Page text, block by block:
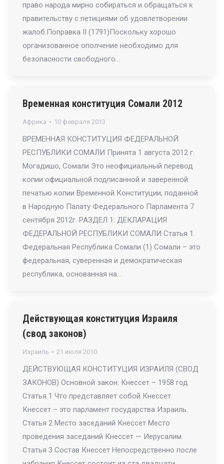
право народа мирно собираться и обращаться к
правительству с петициями об удовлетворении
жалоб.Поправка II (1791)Поскольку хорошо
организованное ополчение необходимо для
безопасности свободного…
Временная конституция Сомали 2012
Африка 10 февраля 2013
ВРЕМЕННАЯ КОНСТИТУЦИЯ ФЕДЕРАЛЬНОЙ
РЕСПУБЛИКИ СОМАЛИ Принята 1 августа 2012 г.
Могадишо, Сомали Это неофициальный перевод
копии официальной подписанной и заверенной
печатью копии Временной Конституции, поданной
в Народную Палату Федерального Парламента 7
сентября 2012г. РАЗДЕЛ 1: ДЕКЛАРАЦИЯ
ФЕДЕРАЛЬНОЙ РЕСПУБЛИКИ СОМАЛИ Статья 1.
Федеральная Республика Сомали (1) Сомали – это
федеральная, суверенная и демократическая
республика, основанная на…
Действующая конституция Израиля
(свод законов)
Израиль 21 июля 2010
ДЕЙСТВУЮЩАЯ КОНСТИТУЦИЯ ИЗРАИЛЯ (СВОД
ЗАКОНОВ) Основной закон: Кнессет – 1958 год
Статья 1 Что представляет собой Кнессет
Кнессет – это парламент государства Израиль.
Статья 2 Место заседаний Кнессет Место
проведения заседаний Кнессет — Иерусалим.
Статья 3 Состав Кнессет Непосредственно после